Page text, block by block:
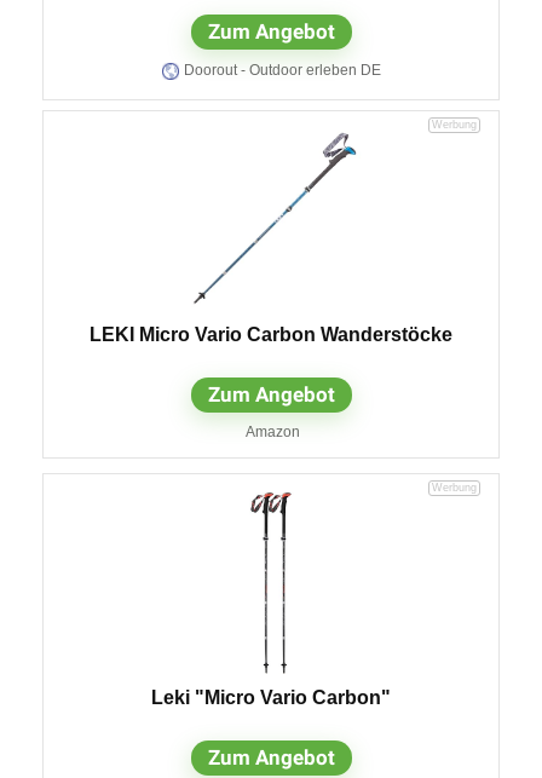
Zum Angebot
Doorout - Outdoor erleben DE
LEKI Micro Vario Carbon Wanderstöcke
Zum Angebot
Amazon
Leki "Micro Vario Carbon"
Zum Angebot